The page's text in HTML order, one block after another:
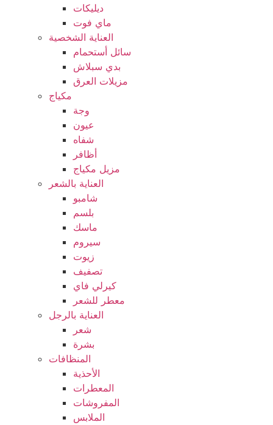
ديليكات
ماي فوت
العناية الشخصية
سائل أستحمام
بدي سبلاش
مزيلات العرق
مكياج
وجة
عيون
شفاه
أظافر
مزيل مكياج
العناية بالشعر
شامبو
بلسم
ماسك
سيروم
زيوت
تصفيف
كيرلي فاي
معطر للشعر
العناية بالرجل
شعر
بشرة
المنظافات
الأحذية
المعطرات
المفروشات
الملابس